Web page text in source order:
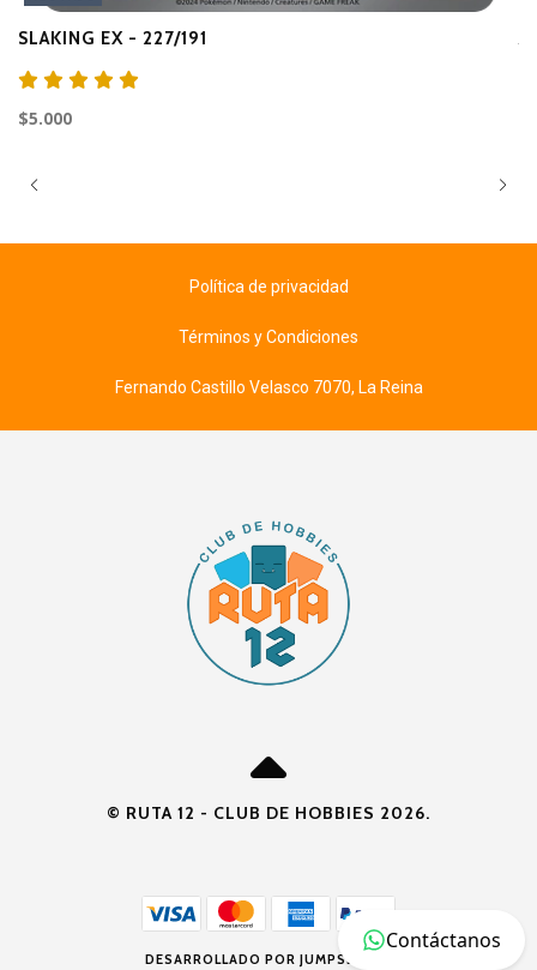
SLAKING EX - 227/191
$5.000
Política de privacidad
Términos y Condiciones
Fernando Castillo Velasco 7070, La Reina
© RUTA 12 - CLUB DE HOBBIES 2026.
DESARROLLADO POR JUMPSELLER
Contáctanos